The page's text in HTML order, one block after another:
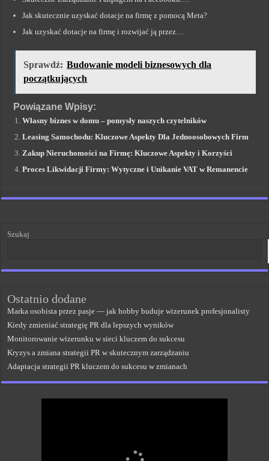
Jak skutecznie uzyskać dotacje na firmę z pomocą Meta?
Jak uzyskać dotacje na firmę i rozwijać ją przez…
Sprawdź: Budowanie modeli biznesowych dla
początkujących
Powiązane Wpisy:
Własny biznes w domu – pomysły naszych czytelników
Leasing Samochodu: Kluczowe Aspekty Dla Jednoosobowych Firm
Zakup Nieruchomości na Firmę: Kluczowe Aspekty i Korzyści
Proces Likwidacji Firmy: Wytyczne i Unikanie VAT w Remanencie
Szukaj
Ostatnio dodane
Marka osobista przez pasje — jak hobby buduje wizerunek profesjonalisty
Kiedy zmieniać strategię PR dla lepszych wyników
Monitorowanie wizerunku w sieci kluczem do sukcesu
Kryzys a zmiana strategii PR w skutecznym zarządzaniu
Adaptacja strategii PR kluczem do sukcesu w zmianach